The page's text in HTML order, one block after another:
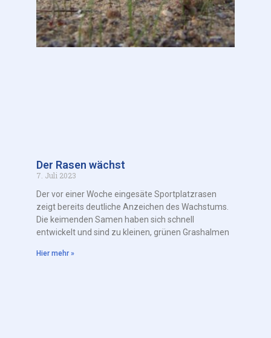
Der Rasen wächst
7. Juli 2023
Der vor einer Woche eingesäte Sportplatzrasen
zeigt bereits deutliche Anzeichen des Wachstums.
Die keimenden Samen haben sich schnell
entwickelt und sind zu kleinen, grünen Grashalmen
Hier mehr »